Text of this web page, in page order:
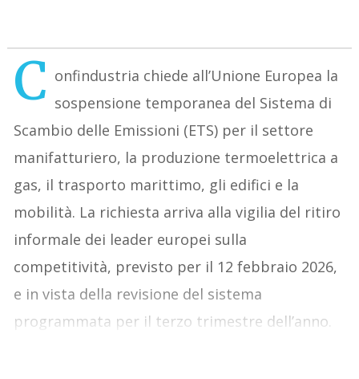
C onfindustria chiede all’Unione Europea la
sospensione temporanea del Sistema di
Scambio delle Emissioni (ETS) per il settore
manifatturiero, la produzione termoelettrica a
gas, il trasporto marittimo, gli edifici e la
mobilità. La richiesta arriva alla vigilia del ritiro
informale dei leader europei sulla
competitività, previsto per il 12 febbraio 2026,
e in vista della revisione del sistema
programmata per il terzo trimestre dell’anno.